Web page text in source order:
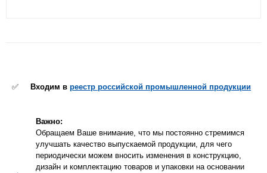
✅ Входим в реестр российской промышленной продукции
Важно:
Обращаем Ваше внимание, что мы постоянно стремимся
улучшать качество выпускаемой продукции, для чего
периодически можем вносить изменения в конструкцию,
дизайн и комплектацию товаров и упаковки на основании